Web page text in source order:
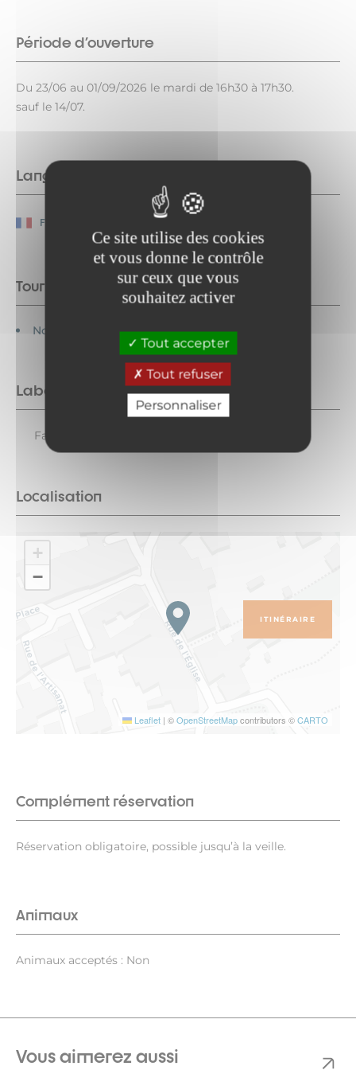
Ce site utilise des cookies
et vous donne le contrôle
sur ceux que vous
souhaitez activer
Tout accepter
Tout refuser
Personnaliser
Période d'ouverture
Du 23/06 au 01/09/2026 le mardi de 16h30 à 17h30.
sauf le 14/07.
Langues parlées
Français
Tourisme adapté
Non accessible en fauteuil roulant
Labels
Famille plus
Localisation
+
−
Leaflet | ©OpenStreetMapcontributors ©CARTO
ITINÉRAIRE
Complément réservation
Réservation obligatoire, possible jusqu’à la veille.
Animaux
Animaux acceptés : Non
Vous aimerez aussi